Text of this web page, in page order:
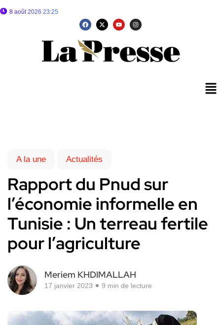
8 août 2026 23:25
A la une Actualités
Rapport du Pnud sur
l’économie informelle en
Tunisie : Un terreau fertile
pour l’agriculture
Meriem KHDIMALLAH
17 janvier 2023 9 min de lecture